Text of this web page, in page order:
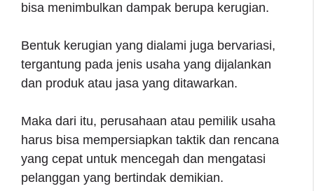
bisa menimbulkan dampak berupa kerugian.
Bentuk kerugian yang dialami juga bervariasi,
tergantung pada jenis usaha yang dijalankan
dan produk atau jasa yang ditawarkan.
Maka dari itu, perusahaan atau pemilik usaha
harus bisa mempersiapkan taktik dan rencana
yang cepat untuk mencegah dan mengatasi
pelanggan yang bertindak demikian.